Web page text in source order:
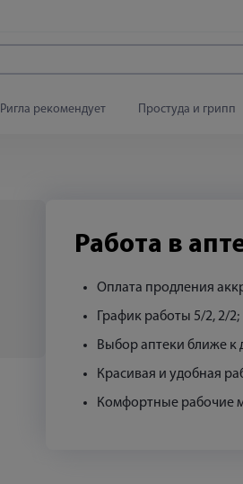
Ригла рекомендует Простуда и грипп
Работа в
Оплата продления
График работы 5/2, 2/2;
Выбор аптеки ближе к
Красивая и удобная
Комфортные рабочие